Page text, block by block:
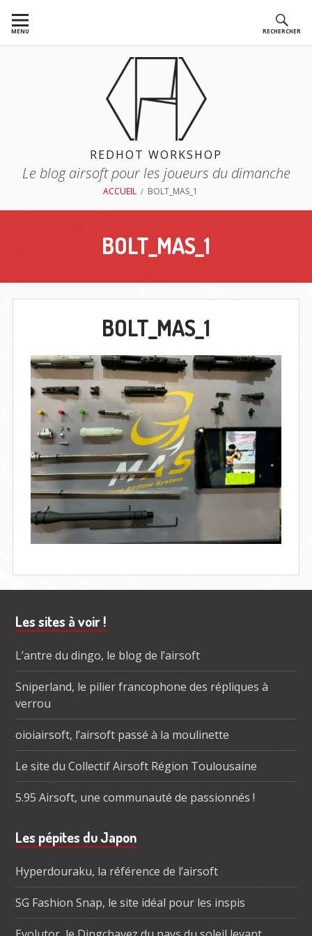
auMENU RECHERCHER
REDHOT WORKSHOP
Le blog airsoft pour les joueurs du dimanche
ACCUEIL BOLT_MAS_1
BOLT_MAS_1
BOLT_MAS_1
Barre
subsidiaire
Les sites à voir !
L’antre du dingo, le blog de l’airsoft
Sniperland, le pilier francophone des répliques à
verrou
oioiairsoft, l’airsoft passé à la moulinette
Le site du Collectif Airsoft Région Toulousaine
5.95 Airsoft, une communauté de passionnés !
Les pépites du Japon
Hyperdouraku, la référence de l’airsoft
SG Fashion Snap, le site idéal pour les inspis